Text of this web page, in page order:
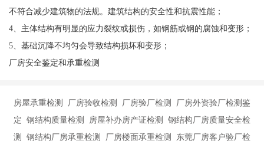
不符合减少建筑物的法规。建筑结构的安全性和抗震性能；
4、主体结构有明显的应力裂纹或损伤，如钢筋或钢的腐蚀和变形；
5、基础沉降不均匀会导致结构损坏和变形；
厂房安全鉴定和承重检测
房屋承重检测 厂房验收检测 厂房验厂检测 厂房外资验厂检测鉴
定 钢结构质量检测 房屋补办房产证检测 钢结构厂房质量安全检
测 钢结构厂房承重检测 厂房楼面承重检测 东莞厂房客户验厂检